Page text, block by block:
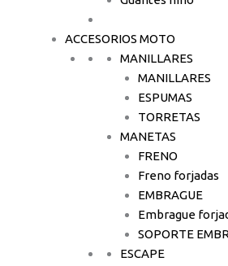
ACCESORIOS MOTO
MANILLARES
MANILLARES
ESPUMAS
TORRETAS
MANETAS
FRENO
Freno forjadas
EMBRAGUE
Embrague
SOPORTE
ESCAPE